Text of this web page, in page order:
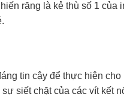
răng là kẻ thù số 1 của
tin cậy để thực hiện cho
sự siết chặt của các vít kết